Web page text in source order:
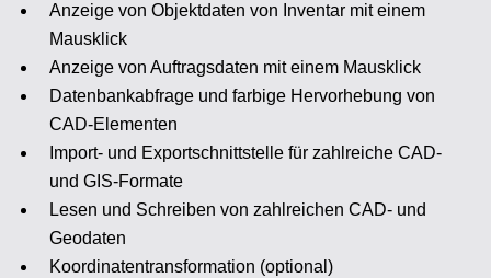
Anzeige von Objektdaten von Inventar mit einem
Mausklick
Anzeige von Auftragsdaten mit einem Mausklick
Datenbankabfrage und farbige Hervorhebung von
CAD-Elementen
Import- und Exportschnittstelle für zahlreiche CAD-
und GIS-Formate
Lesen und Schreiben von zahlreichen CAD- und
Geodaten
Koordinatentransformation (optional)